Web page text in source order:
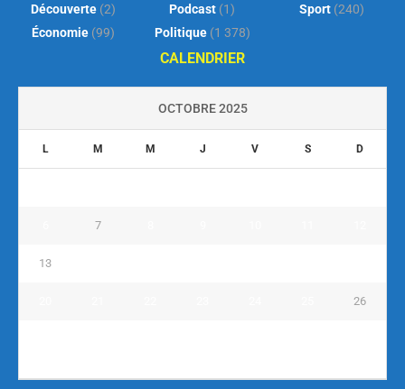
Découverte (2)
Économie (99)
Podcast (1)
Politique(1 378)
Sport(240)
CALENDRIER
OCTOBRE 2025
L M M J V S D
7
13
26